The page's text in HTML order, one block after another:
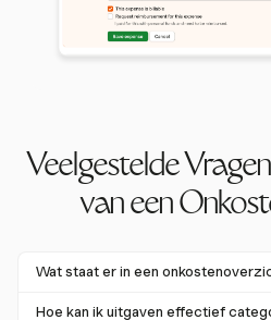
Veelgestelde
van een
Wat staat er in een
Een onkostenoverzicht bevat
Hoe kan ik uitgaven effectief